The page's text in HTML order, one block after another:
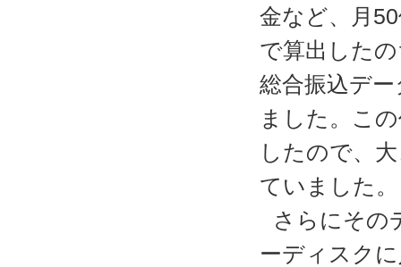
金など、月
で算出した
総合振込デ
ました。こ
したので、
ていました。
さらにその
ーディスク